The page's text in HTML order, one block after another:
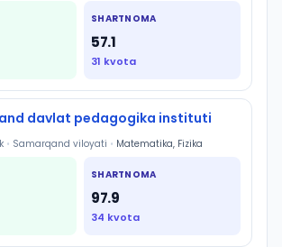
SHARTNOMA
57.1
31 kvota
davlat pedagogika instituti
• Samarqand viloyati • Matematika, Fizika
SHARTNOMA
97.9
34 kvota